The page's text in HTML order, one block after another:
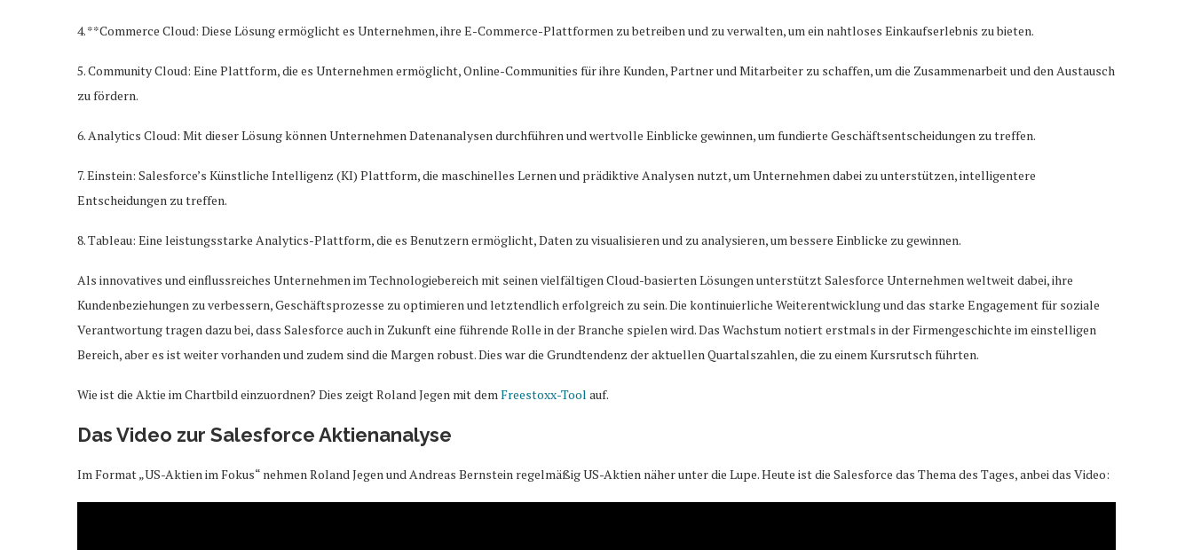
4. **Commerce Cloud: Diese Lösung ermöglicht es Unternehmen, ihre E-Commerce-Plattformen zu betreiben und zu verwalten, um ein nahtloses Einkaufserlebnis zu bieten.
5. Community Cloud: Eine Plattform, die es Unternehmen ermöglicht, Online-Communities für ihre Kunden, Partner und Mitarbeiter zu schaffen, um die Zusammenarbeit und den Austausch
zu fördern.
6. Analytics Cloud: Mit dieser Lösung können Unternehmen Datenanalysen durchführen und wertvolle Einblicke gewinnen, um fundierte Geschäftsentscheidungen zu treffen.
7. Einstein: Salesforce’s Künstliche Intelligenz (KI) Plattform, die maschinelles Lernen und prädiktive Analysen nutzt, um Unternehmen dabei zu unterstützen, intelligentere
Entscheidungen zu treffen.
8. Tableau: Eine leistungsstarke Analytics-Plattform, die es Benutzern ermöglicht, Daten zu visualisieren und zu analysieren, um bessere Einblicke zu gewinnen.
Als innovatives und einflussreiches Unternehmen im Technologiebereich mit seinen vielfältigen Cloud-basierten Lösungen unterstützt Salesforce Unternehmen weltweit dabei, ihre
Kundenbeziehungen zu verbessern, Geschäftsprozesse zu optimieren und letztendlich erfolgreich zu sein. Die kontinuierliche Weiterentwicklung und das starke Engagement für soziale
Verantwortung tragen dazu bei, dass Salesforce auch in Zukunft eine führende Rolle in der Branche spielen wird. Das Wachstum notiert erstmals in der Firmengeschichte im einstelligen
Bereich, aber es ist weiter vorhanden und zudem sind die Margen robust. Dies war die Grundtendenz der aktuellen Quartalszahlen, die zu einem Kursrutsch führten.
Wie ist die Aktie im Chartbild einzuordnen? Dies zeigt Roland Jegen mit dem Freestoxx-Tool auf.
Das Video zur Salesforce Aktienanalyse
Im Format „US-Aktien im Fokus“ nehmen Roland Jegen und Andreas Bernstein regelmäßig US-Aktien näher unter die Lupe. Heute ist die Salesforce das Thema des Tages, anbei das Video: